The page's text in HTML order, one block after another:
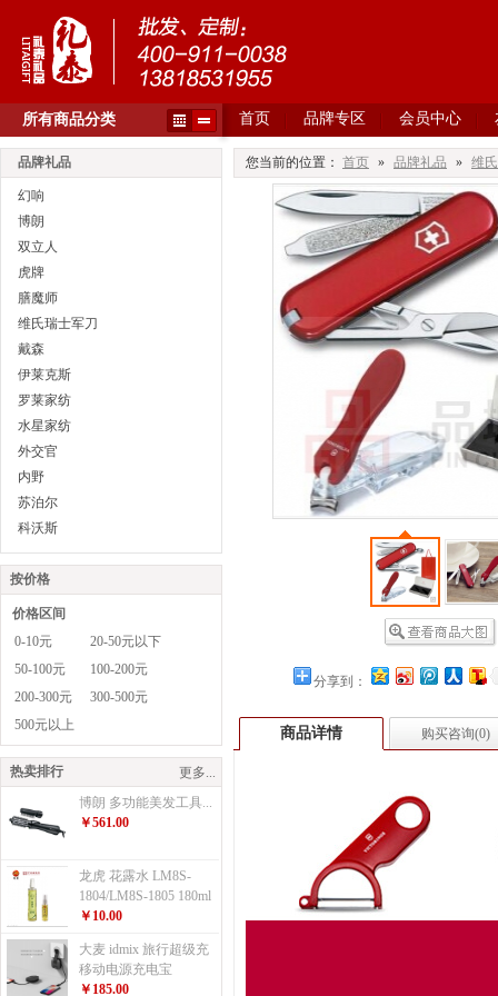
所有商品分类 首页 品牌专区 会员中心
品牌礼品
幻响
博朗
双立人
虎牌
膳魔师
维氏瑞士军刀
戴森
伊莱克斯
罗莱家纺
水星家纺
外交官
内野
苏泊尔
科沃斯
按价格
价格区间
0-10元
20-50元以下
50-100元
100-200元
200-300元
300-500元
500元以上
热卖排行
博朗 多功能美发工具...
￥561.00
龙虎 花露水 LM8S-
1804/LM8S-1805 180ml
￥10.00
大麦 idmix 旅行超级充
移动电源充电宝
￥185.00
更多...
您当前的位置： 首页 » 品牌礼品 » 维
分享到：
商品详情 购买咨询(0)